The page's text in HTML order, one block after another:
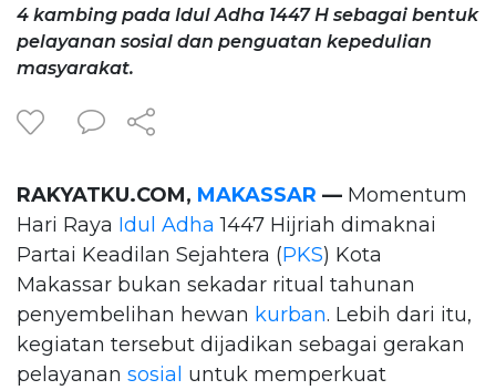
4 kambing pada Idul Adha 1447 H sebagai bentuk
pelayanan sosial dan penguatan kepedulian
masyarakat.
RAKYATKU.COM, MAKASSAR — Momentum
Hari Raya Idul Adha 1447 Hijriah dimaknai
Partai Keadilan Sejahtera (PKS) Kota
Makassar bukan sekadar ritual tahunan
penyembelihan hewan kurban. Lebih dari itu,
kegiatan tersebut dijadikan sebagai gerakan
pelayanan sosial untuk memperkuat